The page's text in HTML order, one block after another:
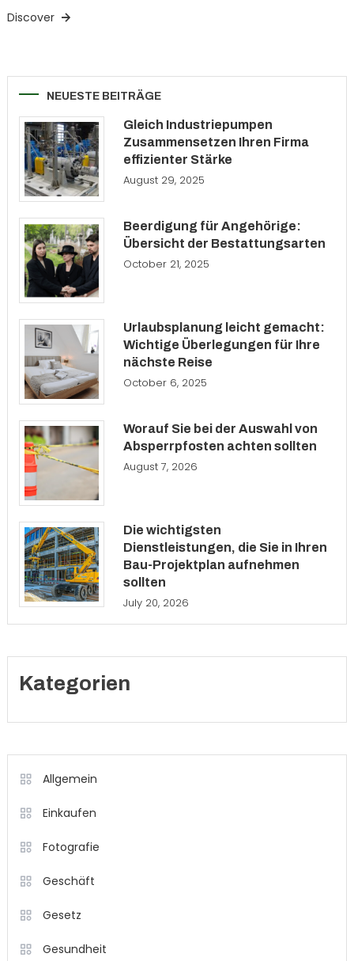
Discover
NEUESTE BEITRÄGE
Gleich Industriepumpen
Zusammensetzen Ihren Firma
effizienter Stärke
August 29, 2025
Beerdigung für Angehörige:
Übersicht der Bestattungsarten
October 21, 2025
Urlaubsplanung leicht gemacht:
Wichtige Überlegungen für Ihre
nächste Reise
October 6, 2025
Worauf Sie bei der Auswahl von
Absperrpfosten achten sollten
August 7, 2026
Die wichtigsten
Dienstleistungen, die Sie in Ihren
Bau-Projektplan aufnehmen
sollten
July 20, 2026
Kategorien
Allgemein
Einkaufen
Fotografie
Geschäft
Gesetz
Gesundheit